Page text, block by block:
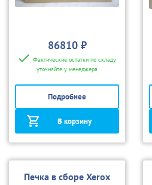
86810 ₽
Фактические остатки по складу
уточняйте у менеджера
Подробнее
В корзину
Печка в сборе Xerox